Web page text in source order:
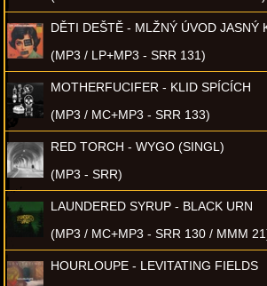
DĚTI DEŠTĚ - MLŽNÝ ÚVOD JASNÝ
(MP3 / LP+MP3 - SRR 131)
MOTHERFUCIFER - KLID SPÍCÍCH
(MP3 / MC+MP3 - SRR 133)
RED TORCH - WYGO (SINGL)
(MP3 - SRR)
LAUNDERED SYRUP - BLACK URN
(MP3 / MC+MP3 - SRR 130 / MMM
HOURLOUPE - LEVITATING FIELDS